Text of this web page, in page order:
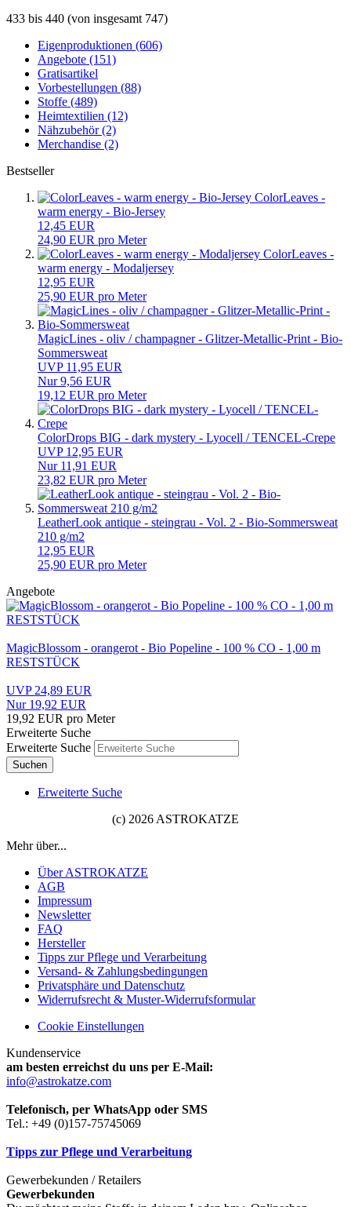
433 bis 440 (von insgesamt 747)
Eigenproduktionen (606)
Angebote (151)
Gratisartikel
Vorbestellungen (88)
Stoffe (489)
Heimtextilien (12)
Nähzubehör (2)
Merchandise (2)
Bestseller
ColorLeaves -
warm energy - Bio-Jersey
12,45 EUR
24,90 EUR pro Meter
ColorLeaves -
warm energy - Modaljersey
12,95 EUR
25,90 EUR pro Meter
MagicLines - oliv / champagner - Glitzer-Metallic-Print - Bio-
Sommersweat
UVP 11,95 EUR
Nur 9,56 EUR
19,12 EUR pro Meter
ColorDrops BIG - dark mystery - Lyocell / TENCEL-Crepe
UVP 12,95 EUR
Nur 11,91 EUR
23,82 EUR pro Meter
LeatherLook antique - steingrau - Vol. 2 - Bio-Sommersweat
210 g/m2
12,95 EUR
25,90 EUR pro Meter
Angebote
MagicBlossom - orangerot - Bio Popeline - 100 % CO - 1,00 m
RESTSTÜCK
UVP 24,89 EUR
Nur 19,92 EUR
19,92 EUR pro Meter
Erweiterte Suche
Erweiterte Suche
Suchen
Erweiterte Suche
(c) 2026 ASTROKATZE
Mehr über...
Über ASTROKATZE
AGB
Impressum
Newsletter
FAQ
Hersteller
Tipps zur Pflege und Verarbeitung
Versand- & Zahlungsbedingungen
Privatsphäre und Datenschutz
Widerrufsrecht & Muster-Widerrufsformular
Cookie Einstellungen
Kundenservice
am besten erreichst du uns per E-Mail:
info@astrokatze.com
Telefonisch, per WhatsApp oder SMS
Tel.: +49 (0)157-75745069
Tipps zur Pflege und Verarbeitung
Gewerbekunden / Retailers
Gewerbekunden